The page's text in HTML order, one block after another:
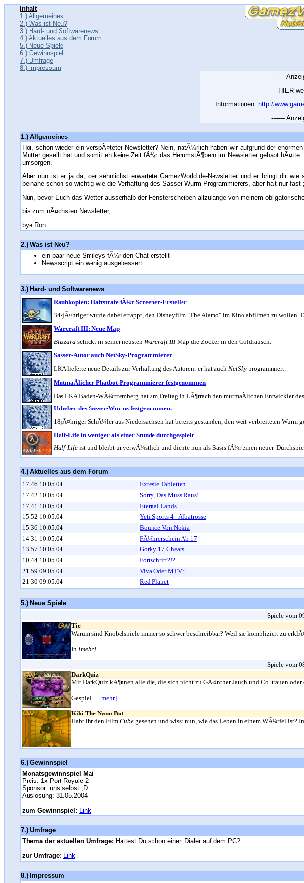
Inhalt
1.) Allgemeines
2.) Was ist Neu?
3.) Hard- und Softwarenews
4.) Aktuelles aus dem Forum
5.) Neue Spiele
6.) Gewinnspiel
7.) Umfrage
8.) Impressum
-------
HIER
Informationen: http://
-------
1.) Allgemeines
Hoi, schon wieder ein verspÃ¤teter Newsletter? Nein, natÃ¼rlich haben wir aufgrund der
Mutter gesellt hat und somit eh keine Zeit fÃ¼r das HerumstÃ¶bern im Newsletter gehabt
umsorgen.
Aber nun ist er ja da, der sehnlichst erwartete GamezWorld.de-Newsletter und er bringt dir
beinahe schon so wichtig wie die Verhaftung des Sasser-Wurm-Programmierers, aber halt nur fast
Nun, bevor Euch das Wetter ausserhalb der Fensterscheiben allzulange von meinem
bis zum nÃ¤chsten Newsletter,
bye Ron
2.) Was ist Neu?
ein paar neue Smileys fÃ¼r den Chat erstellt
Newsscript ein wenig ausgebessert
3.) Hard- und Softwarenews
Raubkopien: Haftstrafe fÃ¼r Screener-Ersteller
34-jÃ¤hriger wurde dabei ertappt, den Disneyfilm "The Alamo" im Kino abfilmen zu wollen.
Warcraft III: Neue Map
Blizzard schickt in seiner neusten Warcraft III-Map die Zocker in den Goldrausch.
Sasser-Autor auch NetSky-Programmierer
LKA lieferte neue Details zur Verhaftung des Autoren: er hat auch NetSky programmiert.
MutmaÃlicher Phatbot-Programmierer festgenommen
Das LKA Baden-WÃ¼rttemberg hat am Freitag in LÃ¶rrach den mutmaÃlichen Entwickler
Urheber des Sasser-Wurms festgenommen.
18jÃ¤hriger SchÃ¼ler aus Niedersachsen hat bereits gestanden, den weit verbreiteten Wurm
Half-Life in weniger als einer Stunde durchgespielt
Half-Life ist und bleibt unverwÃ¼stlich und diente nun als Basis fÃ¼r einen neuen
4.) Aktuelles aus dem Forum
17:46 10.05.04
Extesie Tabletten
17:42 10.05.04
Sorry, Das Muss Raus!
17:41 10.05.04
Eternal Lands
15:52 10.05.04
Yeti Sports 4 - Albatrosse
15:36 10.05.04
Bounce Von Nokia
14:31 10.05.04
FÃ¼hrerschein Ab 17
13:57 10.05.04
Gorky 17 Cheats
10:44 10.05.04
Fortschritt?!?
21:59 09.05.04
Viva Oder MTV?
21:30 09.05.04
Red Planet
5.) Neue Spiele
Spiele vom
Tie
Warum sind Knobelspiele immer so schwer beschreibbar? Weil sie kompliziert zu
In [mehr]
Spiele vom
DarkQuiz
Mit DarkQuiz kÃ¶nnen alle die, die sich nicht zu GÃ¼nther Jauch und Co. trauen
Gespiel …[mehr]
Kiki The Nano Bot
Habt ihr den Film Cube gesehen und wisst nun, wie das Leben in einem WÃ¼rfel ist?
6.) Gewinnspiel
Monatsgewinnspiel Mai
Preis: 1x Port Royale 2
Sponsor: uns selbst ;D
Auslosung: 31.05.2004
zum Gewinnspiel: Link
7.) Umfrage
Thema der aktuellen Umfrage: Hattest Du schon einen Dialer auf dem PC?
zur Umfrage: Link
8.) Impressum